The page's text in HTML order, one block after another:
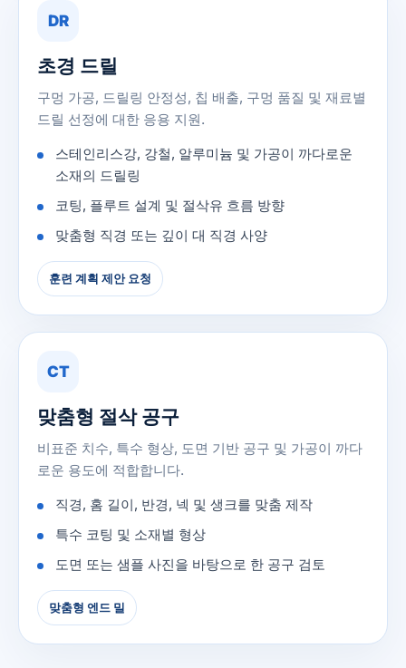
DR
초경 드릴
구멍 가공, 드릴링 안정성, 칩 배출, 구멍 품질 및 재료별
드릴 선정에 대한 응용 지원.
스테인리스강, 강철, 알루미늄 및 가공이 까다로운
소재의 드릴링
코팅, 플루트 설계 및 절삭유 흐름 방향
맞춤형 직경 또는 깊이 대 직경 사양
훈련 계획 제안 요청
CT
맞춤형 절삭 공구
비표준 치수, 특수 형상, 도면 기반 공구 및 가공이 까다
로운 용도에 적합합니다.
직경, 홈 길이, 반경, 넥 및 생크를 맞춤 제작
특수 코팅 및 소재별 형상
도면 또는 샘플 사진을 바탕으로 한 공구 검토
맞춤형 엔드 밀